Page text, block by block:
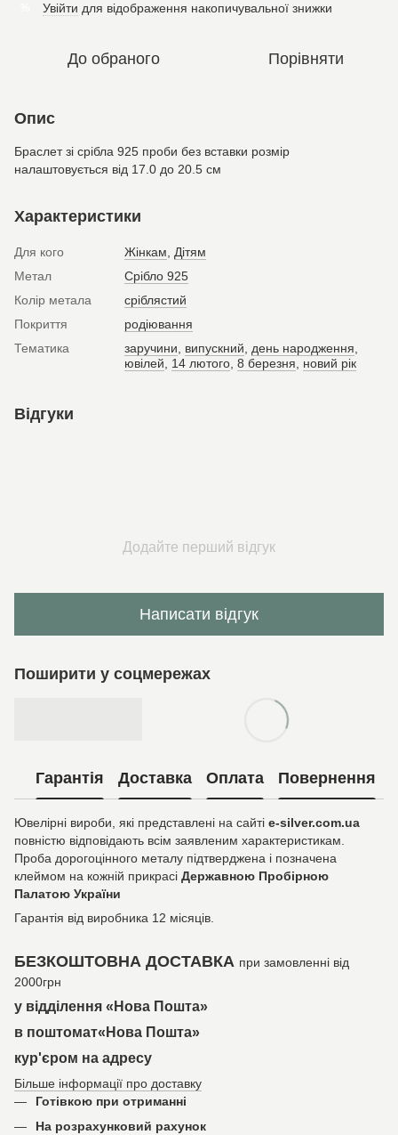
Увійти для відображення накопичувальної знижки
До обраного Порівняти
Опис
Браслет зі срібла 925 проби без вставки розмір
налаштовується від 17.0 до 20.5 см
Характеристики
Для кого Жінкам
Дітям
Метал
Срібло 925
Колір метала
сріблястий
Покриття
родіювання
Тематика
заручини випускний день народження
ювілей
14 лютого 8 березня новий рік
Відгуки
Додайте перший відгук
Написати відгук
Поширити у соцмережах
Гарантія Доставка Оплата Повернення
Ювелірні вироби, які представлені на сайті e-silver.com.ua
повністю відповідають всім заявленим характеристикам.
Проба дорогоцінного металу підтверджена і позначена
клеймом на кожній прикрасі Державною Пробірною
Палатою України
Гарантія від виробника 12 місяців.
БЕЗКОШТОВНА ДОСТАВКА при замовленні від
2000грн
у відділення «Нова Пошта»
в поштомат«Нова Пошта»
кур'єром на адресу
Більше інформації про доставку
Готівкою при отриманні
На розрахунковий рахунок